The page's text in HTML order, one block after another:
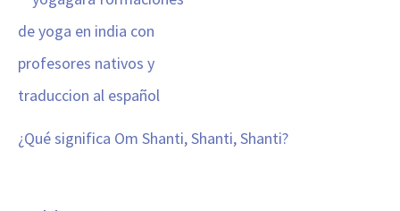
¿Qué significa Om Shanti, Shanti, Shanti?